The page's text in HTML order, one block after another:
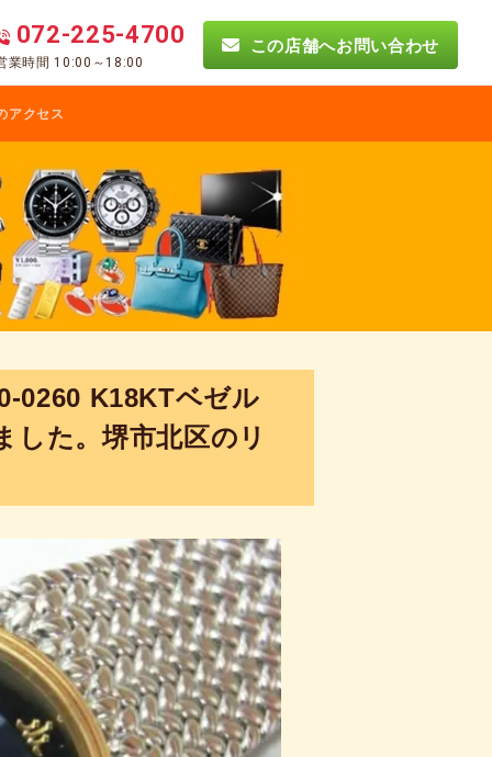
072-225-4700
業時間 10:00～18:00
この店舗へお問い合わせ
アクセス
0260 K18KTベゼル
した。堺市北区のリ